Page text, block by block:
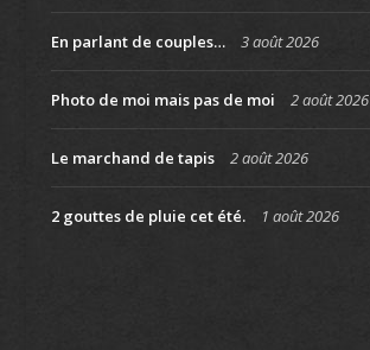
En parlant de couples… 3 août 2026
Photo de moi mais pas de moi 2 août 2026
Le marchand de tapis 2 août 2026
2 gouttes de pluie cet été. 1 août 2026